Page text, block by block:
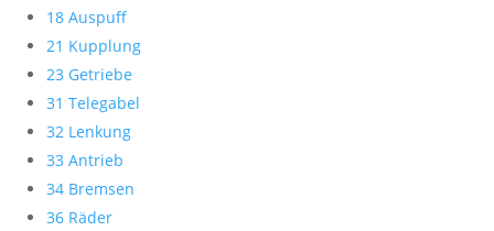
18 Auspuff
21 Kupplung
23 Getriebe
31 Telegabel
32 Lenkung
33 Antrieb
34 Bremsen
36 Räder